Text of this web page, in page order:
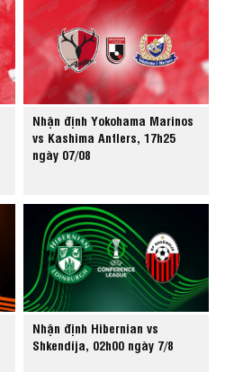
Nhận định Yokohama Marinos
vs Kashima Antlers, 17h25
ngày 07/08
Nhận định Hibernian vs
Shkendija, 02h00 ngày 7/8